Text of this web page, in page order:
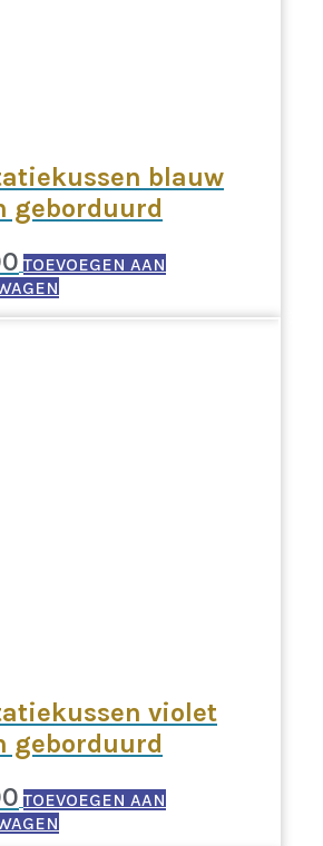
blauw
geborduurd
TOEVOEGEN AAN
violet
geborduurd
TOEVOEGEN AAN